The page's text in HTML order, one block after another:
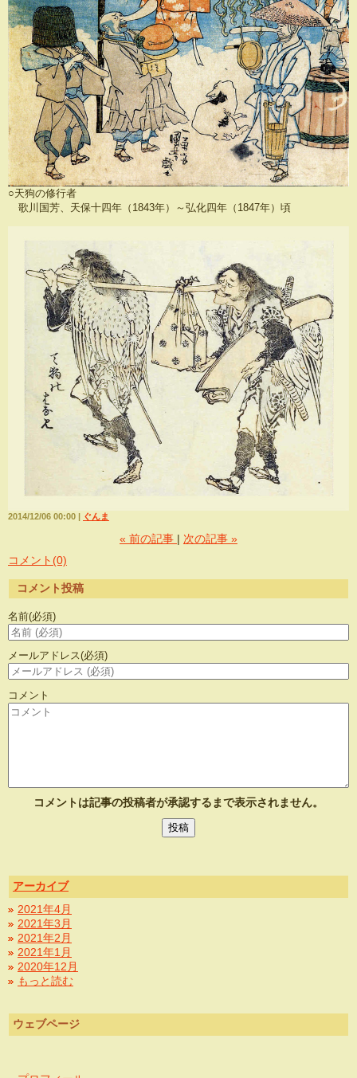
○天狗の修行者
歌川国芳、天保十四年（1843年）～弘化四年（1847年）頃
2014/12/06 00:00 ぐんま
« 前の記事 次の記事 »
コメント(0)
コメント投稿
名前(必須)
メールアドレス(必須)
コメント
コメントは記事の投稿者が承認するまで表示されません。
アーカイブ
2021年4月
2021年3月
2021年2月
2021年1月
2020年12月
もっと読む
ウェブページ